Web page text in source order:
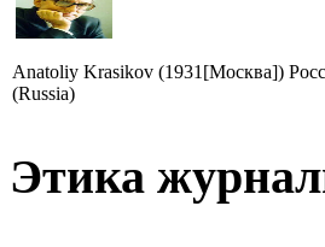
Anatoliy Krasikov (1931[Москва])
(Russia)
Этика